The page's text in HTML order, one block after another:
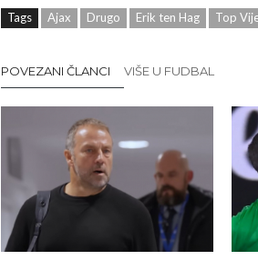
Tags Ajax Drugo Erik ten Hag Top
POVEZANI ČLANCI VIŠE U FUDBAL